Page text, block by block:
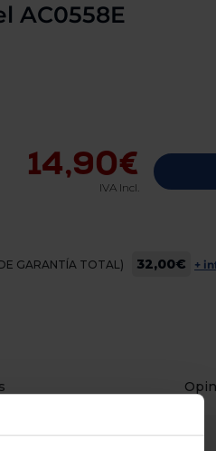
AC0558E
14,90€
IVA Incl.
GARANTÍA TOTAL) 32,00€ +